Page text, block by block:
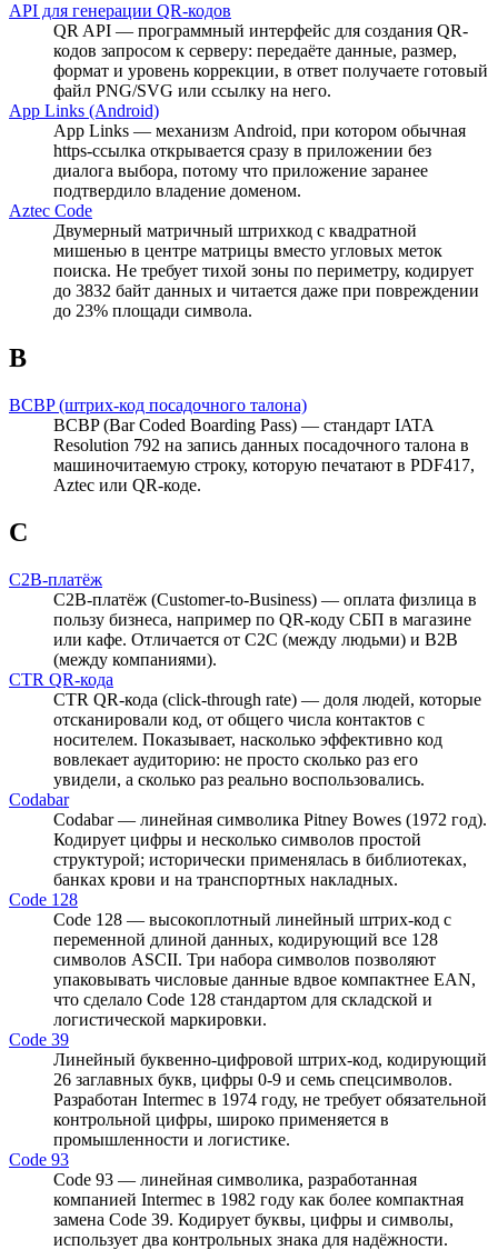
API для генерации QR-кодов
QR API — программный интерфейс для создания QR-
кодов запросом к серверу: передаёте данные, размер,
формат и уровень коррекции, в ответ получаете готовый
файл PNG/SVG или ссылку на него.
App Links (Android)
App Links — механизм Android, при котором обычная
https-ссылка открывается сразу в приложении без
диалога выбора, потому что приложение заранее
подтвердило владение доменом.
Aztec Code
Двумерный матричный штрихкод с квадратной
мишенью в центре матрицы вместо угловых меток
поиска. Не требует тихой зоны по периметру, кодирует
до 3832 байт данных и читается даже при повреждении
до 23% площади символа.
B
BCBP (штрих-код посадочного талона)
BCBP (Bar Coded Boarding Pass) — стандарт IATA
Resolution 792 на запись данных посадочного талона в
машиночитаемую строку, которую печатают в PDF417,
Aztec или QR-коде.
C
C2B-платёж
C2B-платёж (Customer-to-Business) — оплата физлица в
пользу бизнеса, например по QR-коду СБП в магазине
или кафе. Отличается от C2C (между людьми) и B2B
(между компаниями).
CTR QR-кода
CTR QR-кода (click-through rate) — доля людей, которые
отсканировали код, от общего числа контактов с
носителем. Показывает, насколько эффективно код
вовлекает аудиторию: не просто сколько раз его
увидели, а сколько раз реально воспользовались.
Codabar
Codabar — линейная символика Pitney Bowes (1972 год).
Кодирует цифры и несколько символов простой
структурой; исторически применялась в библиотеках,
банках крови и на транспортных накладных.
Code 128
Code 128 — высокоплотный линейный штрих-код с
переменной длиной данных, кодирующий все 128
символов ASCII. Три набора символов позволяют
упаковывать числовые данные вдвое компактнее EAN,
что сделало Code 128 стандартом для складской и
логистической маркировки.
Code 39
Линейный буквенно-цифровой штрих-код, кодирующий
26 заглавных букв, цифры 0-9 и семь спецсимволов.
Разработан Intermec в 1974 году, не требует обязательной
контрольной цифры, широко применяется в
промышленности и логистике.
Code 93
Code 93 — линейная символика, разработанная
компанией Intermec в 1982 году как более компактная
замена Code 39. Кодирует буквы, цифры и символы,
использует два контрольных знака для надёжности.